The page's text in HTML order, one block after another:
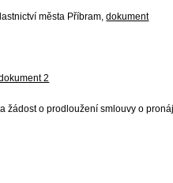
města Příbram,dokument
2
o prodloužení smlouvy o